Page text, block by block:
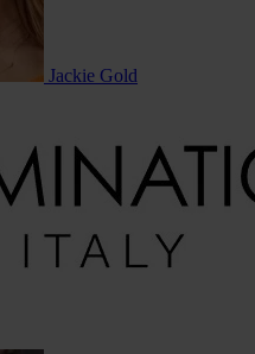
Jackie Gold